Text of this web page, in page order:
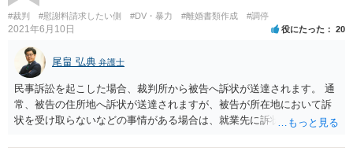
#裁判 #慰謝料請求したい側 #DV・暴力 #離婚書類作成 #調停
2021年6月10日 役にたった 20
尾畠 弘典 弁護士
民事訴訟を起こした場合、裁判所から被告へ訴状が送達されます。 通
常、被告の住所地へ訴状が送達されますが、被告が所在地において訴
状を受け取らないなどの事情がある場合は、就業先に訴状が送達され
題となっているケースや、目撃者として就業先の従業員がおり、目撃